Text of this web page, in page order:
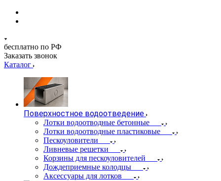
бесплатно по РФ
Заказать звонок
Каталог
Поверхностное водоотведение
Лотки водоотводные бетонные
Лотки водоотводные пластиковые
Пескоуловители
Ливневые решетки
Корзины для пескоуловителей
Дождеприемные колодцы
Аксессуары для лотков